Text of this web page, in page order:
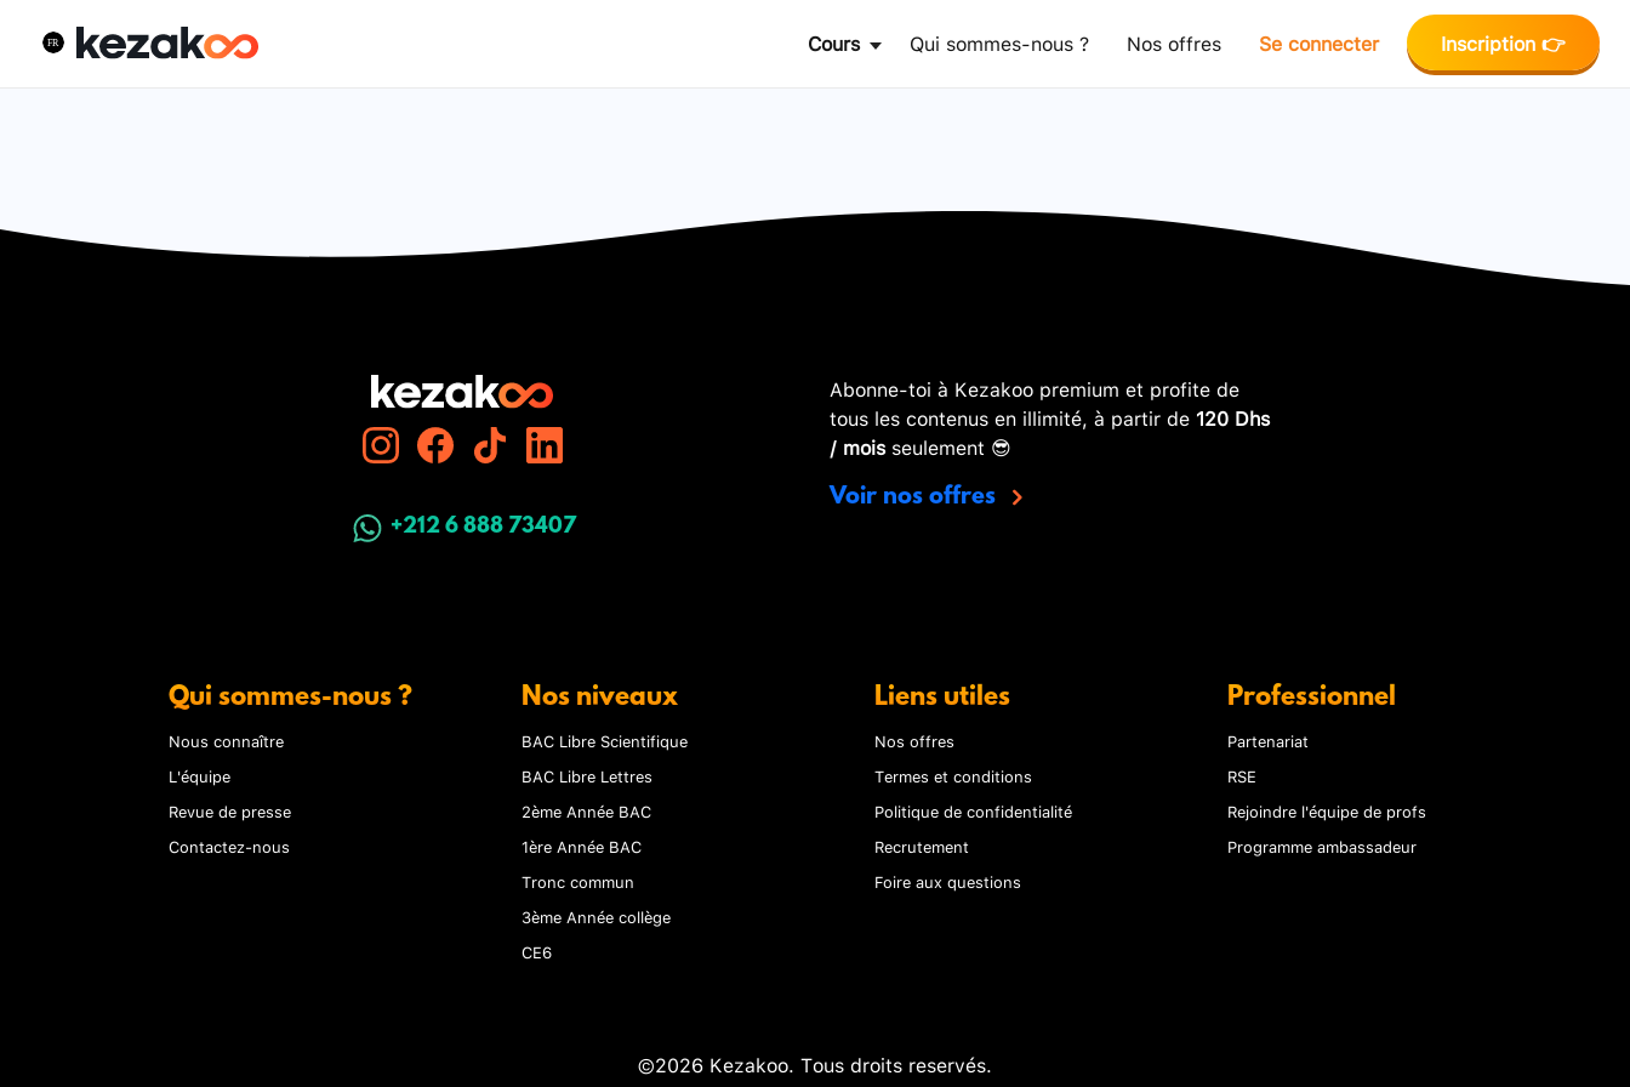
Cours Qui sommes-nous ? Nos offres Se connecter Inscription 👉
+212 6 888 73407
Abonne-toi à Kezakoo premium et profite de
tous les contenus en illimité, à partir de 120 Dhs
/ moisseulement 😎
Voir nos offres
Qui sommes-nous ?
Nous connaître
L'équipe
Revue de presse
Contactez-nous
Nos niveaux
BAC Libre Scientifique
BAC Libre Lettres
2ème Année BAC
1ère Année BAC
Tronc commun
3ème Année collège
CE6
Liens utiles
Nos offres
Termes et conditions
Politique de confidentialité
Recrutement
Foire aux questions
Professionnel
Partenariat
RSE
Rejoindre l'équipe de profs
Programme ambassadeur
©2026 Kezakoo. Tous droits reservés.